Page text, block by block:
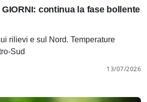
GIORNI: continua la fase bollente
rilievi e sul Nord. Temperature
Sud
13/07/2026